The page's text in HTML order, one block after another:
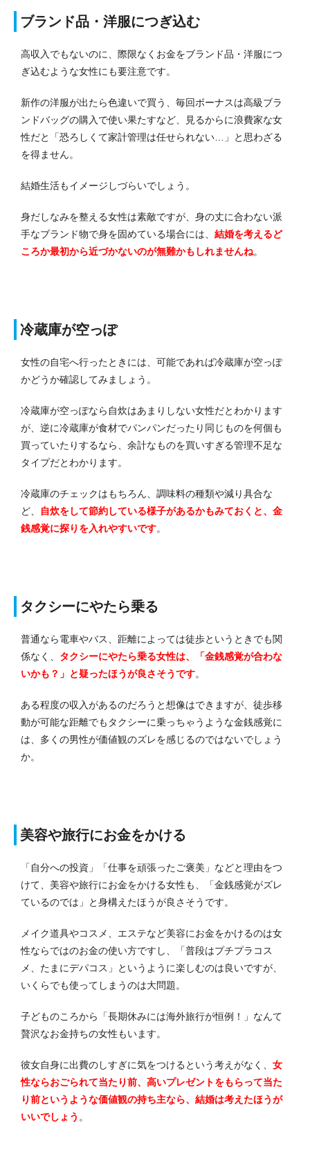
ブランド品・洋服につぎ込む
高収入でもないのに、際限なくお金をブランド品・洋服につ
ぎ込むような女性にも要注意です。
新作の洋服が出たら色違いで買う、毎回ボーナスは高級ブラ
ンドバッグの購入で使い果たすなど、見るからに浪費家な女
性だと「恐ろしくて家計管理は任せられない…」と思わざる
を得ません。
結婚生活もイメージしづらいでしょう。
身だしなみを整える女性は素敵ですが、身の丈に合わない派
手なブランド物で身を固めている場合には、 結婚を考えるど
ころか最初から近づかないのが無難かもしれませんね。
冷蔵庫が空っぽ
女性の自宅へ行ったときには、可能であれば冷蔵庫が空っぽ
かどうか確認してみましょう。
冷蔵庫が空っぽなら自炊はあまりしない女性だとわかります
が、逆に冷蔵庫が食材でパンパンだったり同じものを何個も
買っていたりするなら、余計なものを買いすぎる管理不足な
タイプだとわかります。
冷蔵庫のチェックはもちろん、調味料の種類や減り具合な
ど、
自炊をして節約している様子があるかもみておくと、金
銭感覚に探りを入れやすいです。
タクシーにやたら乗る
普通なら電車やバス、距離によっては徒歩というときでも関
係なく、 タクシーにやたら乗る女性は、「金銭感覚が合わな
いかも？」と疑ったほうが良さそうです。
ある程度の収入があるのだろうと想像はできますが、徒歩移
動が可能な距離でもタクシーに乗っちゃうような金銭感覚に
は、多くの男性が価値観のズレを感じるのではないでしょう
か。
美容や旅行にお金をかける
「自分への投資」「仕事を頑張ったご褒美」などと理由をつ
けて、美容や旅行にお金をかける女性も、「金銭感覚がズレ
ているのでは」と身構えたほうが良さそうです。
メイク道具やコスメ、エステなど美容にお金をかけるのは女
性ならではのお金の使い方ですし、「普段はプチプラコス
メ、たまにデパコス」というように楽しむのは良いですが、
いくらでも使ってしまうのは大問題。
子どものころから「長期休みには海外旅行が恒例！」なんて
贅沢なお金持ちの女性もいます。
彼女自身に出費のしすぎに気をつけるという考えがなく、 女
性ならおごられて当たり前、高いプレゼントをもらって当た
り前というような価値観の持ち主なら、結婚は考えたほうが
いいでしょう 。